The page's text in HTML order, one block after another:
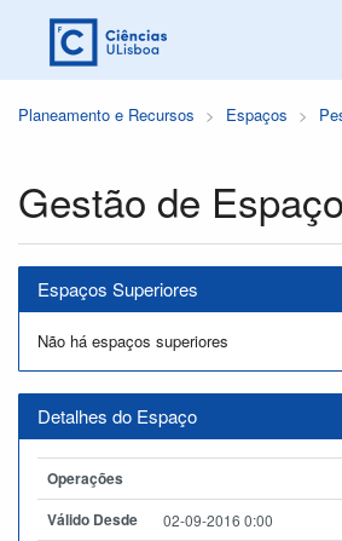
Planeamento e Recursos Espaços
Gestão de
Espaços Superiores
Não há espaços superiores
Detalhes do Espaço
Operações
Válido Desde
02-09-2016 0:00